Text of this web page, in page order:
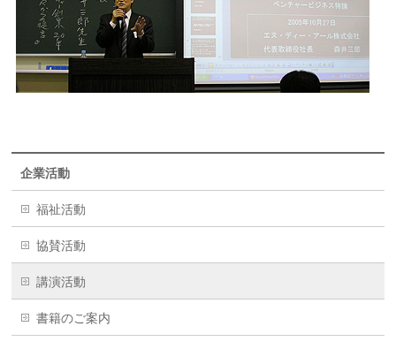
企業活動
福祉活動
協賛活動
講演活動
書籍のご案内